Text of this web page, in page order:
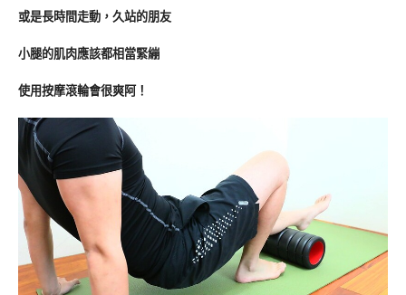
或是長時間走動，久站的朋友
小腿的肌肉應該都相當緊繃
使用按摩滾輪會很爽阿！